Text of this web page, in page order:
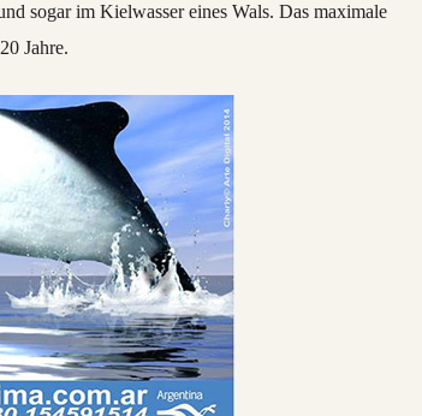
sogar im Kielwasser eines Wals. Das maximale
Jahre.